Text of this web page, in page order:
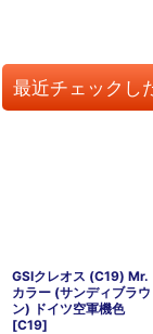
最近チェックし
GSIクレオス (C19) Mr.
カラー (サンディブラウ
ン) ドイツ空軍機色
[C19]